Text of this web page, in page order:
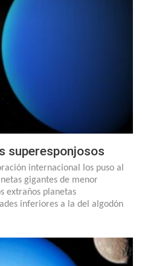
superesponjosos
internacional los puso al
gigantes de menor
extraños planetas
inferiores a la del algodón